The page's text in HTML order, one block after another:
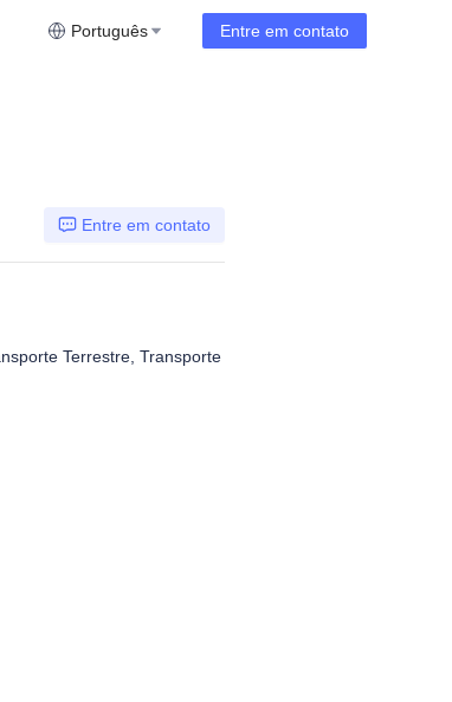
Português Entre em contato
Entre em contato
Terrestre, Transporte